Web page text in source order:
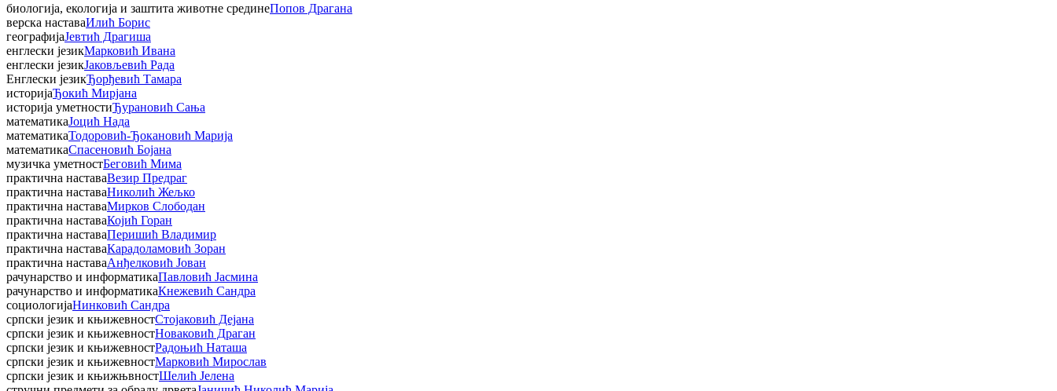
биологија, екологија и заштита животне срединеПопов Драгана
верска наставаИлић Борис
географијаЈевтић Драгиша
енглески језикМарковић Ивана
енглески језикЈаковљевић Рада
Енглески језикЂорђевић Тамара
историјаЂокић Мирјана
историја уметностиЂурановић Сања
математикаЈоцић Нада
математикаТодоровић-Ђокановић Марија
математикаСпасеновић Бојана
музичка уметностБеговић Мима
практична наставаВезир Предраг
практична наставаНиколић Жељко
практична наставаМирков Слободан
практична наставаКојић Горан
практична наставаПеришић Владимир
практична наставаКарадоламовић Зоран
практична наставаАнђелковић Јован
рачунарство и информатикаПавловић Јасмина
рачунарство и информатикаКнежевић Сандра
социологијаНинковић Сандра
српски језик и књижевностСтојаковић Дејана
српски језик и књижевностНоваковић Драган
српски језик и књижевностРадоњић Наташа
српски језик и књижевностМарковић Мирослав
српски језик и књижњвностШелић Јелена